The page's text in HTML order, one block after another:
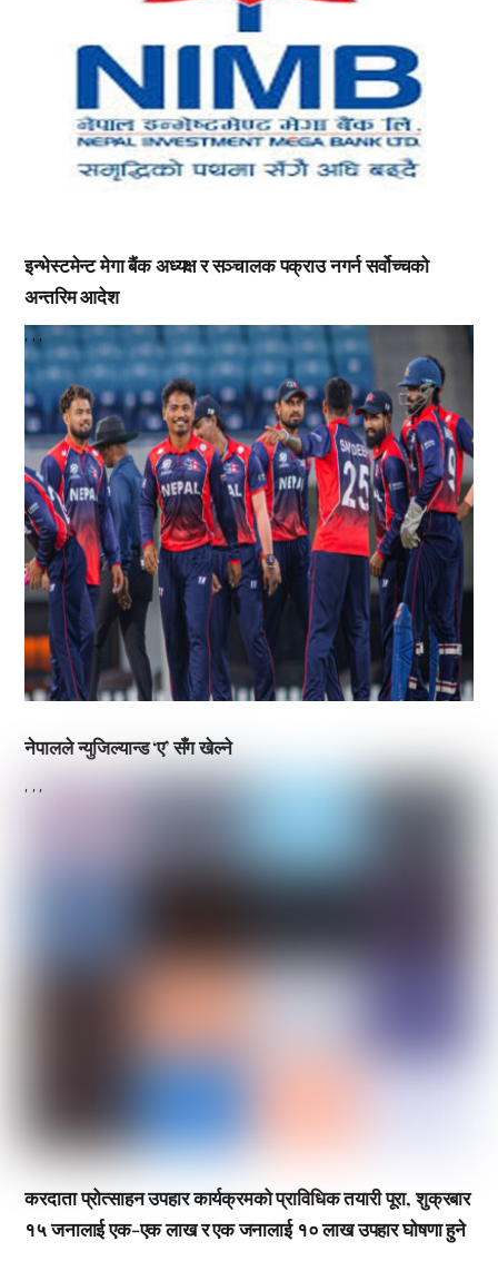
इन्भेस्टमेन्ट मेगा बैंक अध्यक्ष र सञ्चालक पक्राउ नगर्न सर्वोच्चको
अन्तरिम आदेश
, , ,
नेपालले न्युजिल्यान्ड ‘ए’ सँग खेल्ने
करदाता प्रोत्साहन उपहार कार्यक्रमको प्राविधिक तयारी पूरा, शुक्रबार
१५ जनालाई एक-एक लाख र एक जनालाई १० लाख उपहार घोषणा हुने